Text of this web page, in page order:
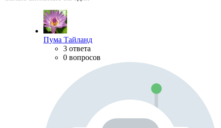
Пума Тайланд
3 ответа
0 вопросов